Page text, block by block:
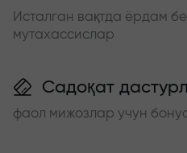
Исталган вақтда ёрдам
мутахассислар
Садоқат
фаол мижозлар учун